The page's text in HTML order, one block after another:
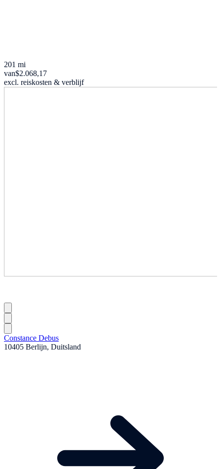
201 mi
van$2.068,17
excl. reiskosten & verblijf
Constance Debus
10405 Berlijn, Duitsland